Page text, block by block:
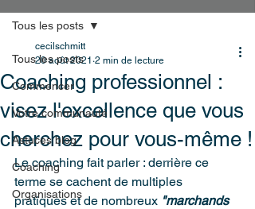
Tous les posts
Commencer
Votre communauté
Astuces blog
Coaching
Organisations
Tous les posts
Coaching professionnel :
visez l'excellence que vous
cherchez pour vous-même !
cecilschmitt
20 août 2021 2 min de lecture
Le coaching fait parler : derrière ce
terme se cachent de multiples
pratiques et de nombreux "marchands